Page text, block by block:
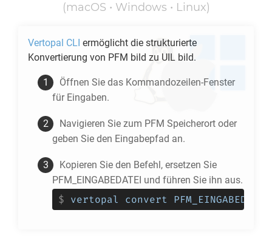
(macOS • Windows • Linux)
Vertopal CLI ermöglicht die strukturierte
Konvertierung von PFM bild zu UIL bild.
Öffnen Sie das Kommandozeilen-Fenster
für Eingaben.
Navigieren Sie zum PFM Speicherort oder
geben Sie den Eingabepfad an.
Kopieren Sie den Befehl, ersetzen Sie
PFM_EINGABEDATEI und führen Sie ihn aus.
$ vertopal convert